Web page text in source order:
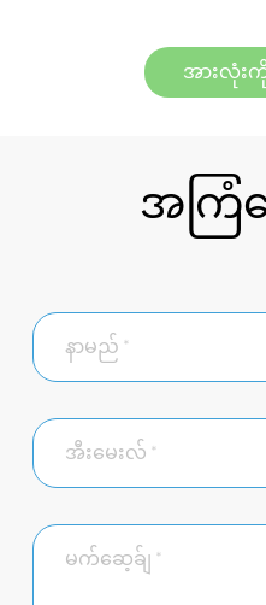
အားလုံး
အကြံ